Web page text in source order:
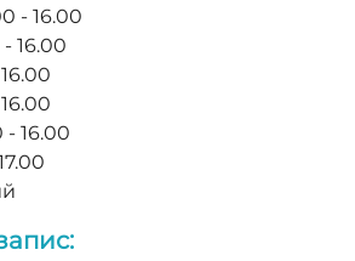
- 16.00
16.00
16.00